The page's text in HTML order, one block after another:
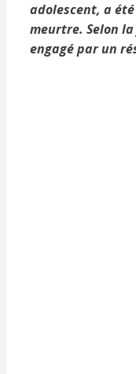
adolescent, a
meurtre. Selon
engagé par un